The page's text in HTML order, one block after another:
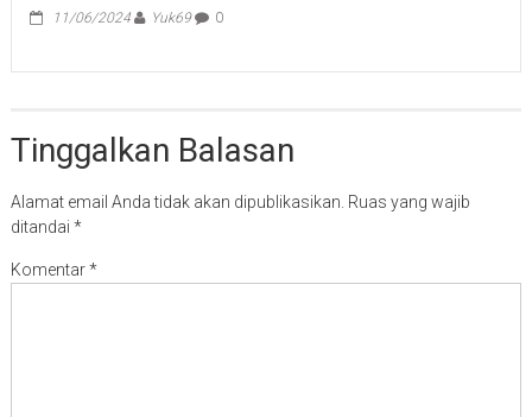
11/06/2024 Yuk69 0
Tinggalkan Balasan
Alamat email Anda tidak akan dipublikasikan. Ruas yang wajib
ditandai *
Komentar*